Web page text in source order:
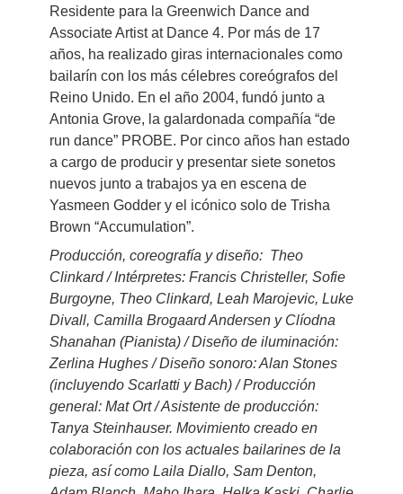
Residente para la Greenwich Dance and
Associate Artist at Dance 4. Por más de 17
años, ha realizado giras internacionales como
bailarín con los más célebres coreógrafos del
Reino Unido. En el año 2004, fundó junto a
Antonia Grove, la galardonada compañía “de
run dance” PROBE. Por cinco años han estado
a cargo de producir y presentar siete sonetos
nuevos junto a trabajos ya en escena de
Yasmeen Godder y el icónico solo de Trisha
Brown “Accumulation”.
Producción, coreografía y diseño: Theo
Clinkard / Intérpretes: Francis Christeller, Sofie
Burgoyne, Theo Clinkard, Leah Marojevic, Luke
Divall, Camilla Brogaard Andersen y Clíodna
Shanahan (Pianista) / Diseño de iluminación:
Zerlina Hughes / Diseño sonoro: Alan Stones
(incluyendo Scarlatti y Bach) / Producción
general: Mat Ort / Asistente de producción:
Tanya Steinhauser. Movimiento creado en
colaboración con los actuales bailarines de la
pieza, así como Laila Diallo, Sam Denton,